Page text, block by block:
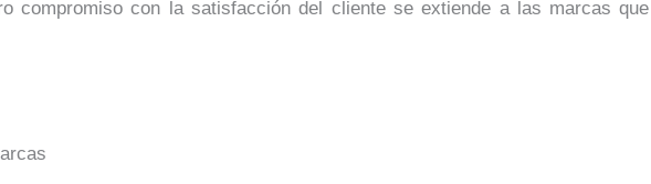
compromiso con la satisfacción del cliente se extiende a las marcas